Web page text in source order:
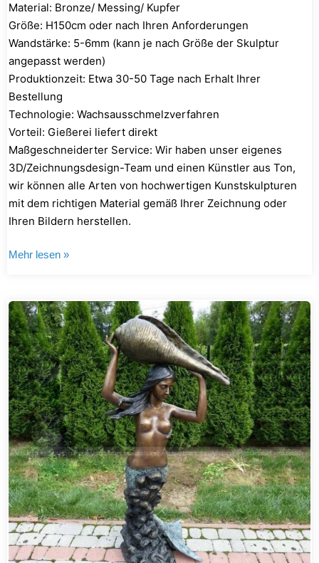
Material: Bronze/ Messing/ Kupfer
Größe: H150cm oder nach Ihren Anforderungen
Wandstärke: 5-6mm (kann je nach Größe der Skulptur
angepasst werden)
Produktionzeit: Etwa 30-50 Tage nach Erhalt Ihrer
Bestellung
Technologie: Wachsausschmelzverfahren
Vorteil: Gießerei liefert direkt
Maßgeschneiderter Service: Wir haben unser eigenes
3D/Zeichnungsdesign-Team und einen Künstler aus Ton,
wir können alle Arten von hochwertigen Kunstskulpturen
mit dem richtigen Material gemäß Ihrer Zeichnung oder
Ihren Bildern herstellen.
Mehr lesen »